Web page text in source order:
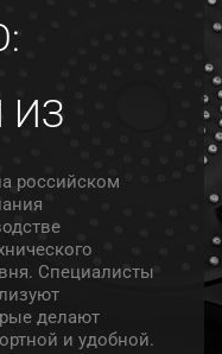
ИЗ
российском
Специалисты
делают
и удобной.